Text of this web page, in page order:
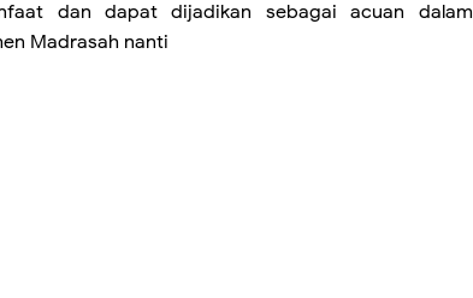
dan dapat dijadikan sebagai acuan dalam
Madrasah nanti